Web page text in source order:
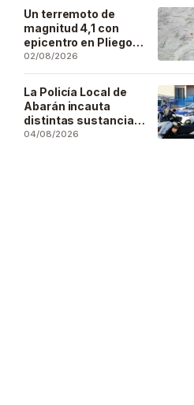
Un terremoto de
magnitud 4,1 con
epicentro en Pliego
se deja sentir en
buena parte de la
región
02/08/2026
La Policía Local de
Abarán incauta
distintas sustancias
estupefacientes en
04/08/2026